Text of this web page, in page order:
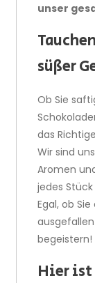
unser
süßer
Ob Sie
das
Wir sind
Aromen
jedes
Egal, ob
begeistern!
Hier ist